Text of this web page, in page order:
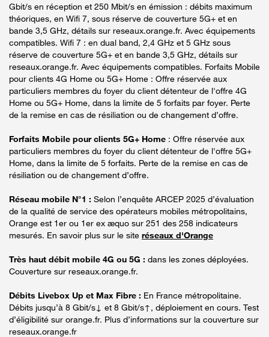
Gbit/s en réception et 250 Mbit/s en émission : débits maximum
théoriques, en Wifi 7, sous réserve de couverture 5G+ et en
bande 3,5 GHz, détails sur reseaux.orange.fr. Avec équipements
compatibles. Wifi 7 : en dual band, 2,4 GHz et 5 GHz sous
réserve de couverture 5G+ et en bande 3,5 GHz, détails sur
reseaux.orange.fr. Avec équipements compatibles. Forfaits Mobile
pour clients 4G Home ou 5G+ Home : Offre réservée aux
particuliers membres du foyer du client détenteur de l'offre 4G
Home ou 5G+ Home, dans la limite de 5 forfaits par foyer. Perte
de la remise en cas de résiliation ou de changement d’offre.
Forfaits Mobile pour clients 5G+ Home : Offre réservée aux
particuliers membres du foyer du client détenteur de l'offre 5G+
Home, dans la limite de 5 forfaits. Perte de la remise en cas de
résiliation ou de changement d’offre.
Réseau mobile N°1 : Selon l’enquête ARCEP 2025 d’évaluation
de la qualité de service des opérateurs mobiles métropolitains,
Orange est 1er ou 1er ex æquo sur 251 des 258 indicateurs
mesurés. En savoir plus sur le site réseaux d'Orange
Très haut débit mobile 4G ou 5G : dans les zones déployées.
Couverture sur reseaux.orange.fr.
Débits Livebox Up et Max Fibre : En France métropolitaine.
Débits jusqu’à 8 Gbit/s↓ et 8 Gbit/s↑, déploiement en cours. Test
d’éligibilité sur orange.fr. Plus d’informations sur la couverture sur
reseaux.orange.fr